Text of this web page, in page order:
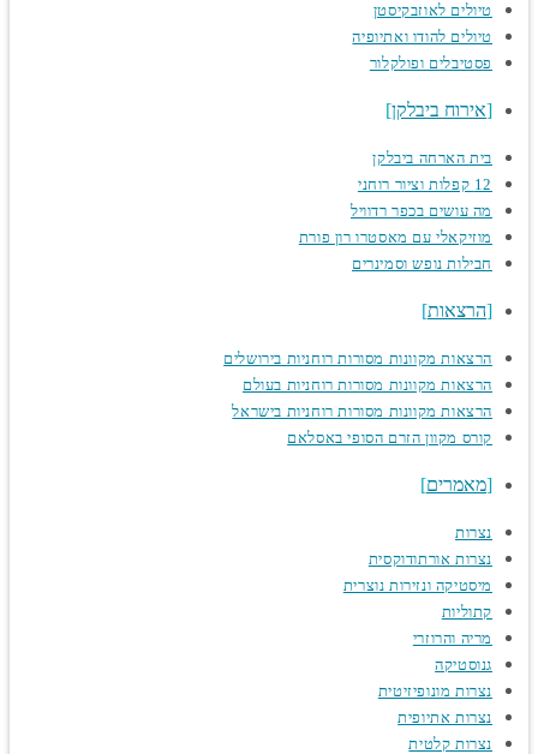
טיולים לאוזבקיסטן
טיולים להודו ואתיופיה
פסטיבלים ופולקלור
אירוח ביבלקן
בית הארחה ביבלקן
12 קפלות וציור רוחני
מה עושים בכפר רדוויל
מוזיקאלי עם מאסטרו רון פורת
חבילות נופש וסמינרים
הרצאות
הרצאות מקוונות מסורות רוחניות בירושלים
הרצאות מקוונות מסורות רוחניות בעולם
הרצאות מקוונות מסורות רוחניות בישראל
קורס מקוון הזרם הסופי באסלאם
מאמרים
נצרות
נצרות אורתודוקסית
מיסטיקה ונזירות נוצרית
קתוליות
מריה והרוזרי
גנוסטיקה
נצרות מונופיזיטית
נצרות אתיופית
נצרות קלטית